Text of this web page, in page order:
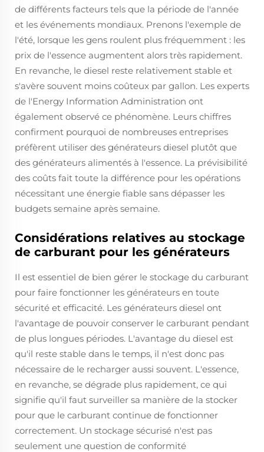
de différents facteurs tels que la période de l'année
et les événements mondiaux. Prenons l'exemple de
l'été, lorsque les gens roulent plus fréquemment : les
prix de l'essence augmentent alors très rapidement.
En revanche, le diesel reste relativement stable et
s'avère souvent moins coûteux par gallon. Les experts
de l'Energy Information Administration ont
également observé ce phénomène. Leurs chiffres
confirment pourquoi de nombreuses entreprises
préfèrent utiliser des générateurs diesel plutôt que
des générateurs alimentés à l'essence. La prévisibilité
des coûts fait toute la différence pour les opérations
nécessitant une énergie fiable sans dépasser les
budgets semaine après semaine.
Considérations relatives au stockage
de carburant pour les générateurs
Il est essentiel de bien gérer le stockage du carburant
pour faire fonctionner les générateurs en toute
sécurité et efficacité. Les générateurs diesel ont
l'avantage de pouvoir conserver le carburant pendant
de plus longues périodes. L'avantage du diesel est
qu'il reste stable dans le temps, il n'est donc pas
nécessaire de le recharger aussi souvent. L'essence,
en revanche, se dégrade plus rapidement, ce qui
signifie qu'il faut surveiller sa manière de la stocker
pour que le carburant continue de fonctionner
correctement. Un stockage sécurisé n'est pas
seulement une question de conformité